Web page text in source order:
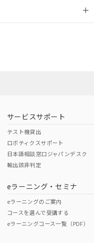
O
サービスサポート
テスト機貸出
ロボティクスサポート
日本語相談窓口ジャパンデスク
輸出該非判定
eラーニング・セミナ
eラーニングのご案内
コースを選んで受講する
eラーニングコース一覧（PDF）